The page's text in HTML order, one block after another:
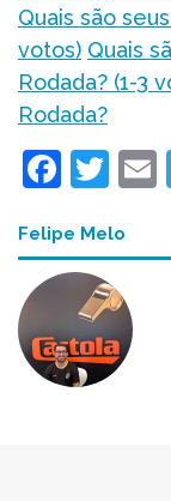
Quais são
votos) Quais
Rodada? (1-3
Rodada?
Felipe Melo